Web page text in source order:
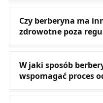
Czy berberyna ma
zdrowotne poza
W jaki sposób
wspomagać proces